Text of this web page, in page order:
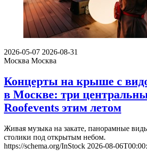
2026-05-07 2026-08-31
Москва Москва
Концерты на крыше с
в Москве: три
Roofevents этим летом
Живая музыка на закате, панорамные
столики под открытым небом.
https://schema.org/InStock 2026-08-